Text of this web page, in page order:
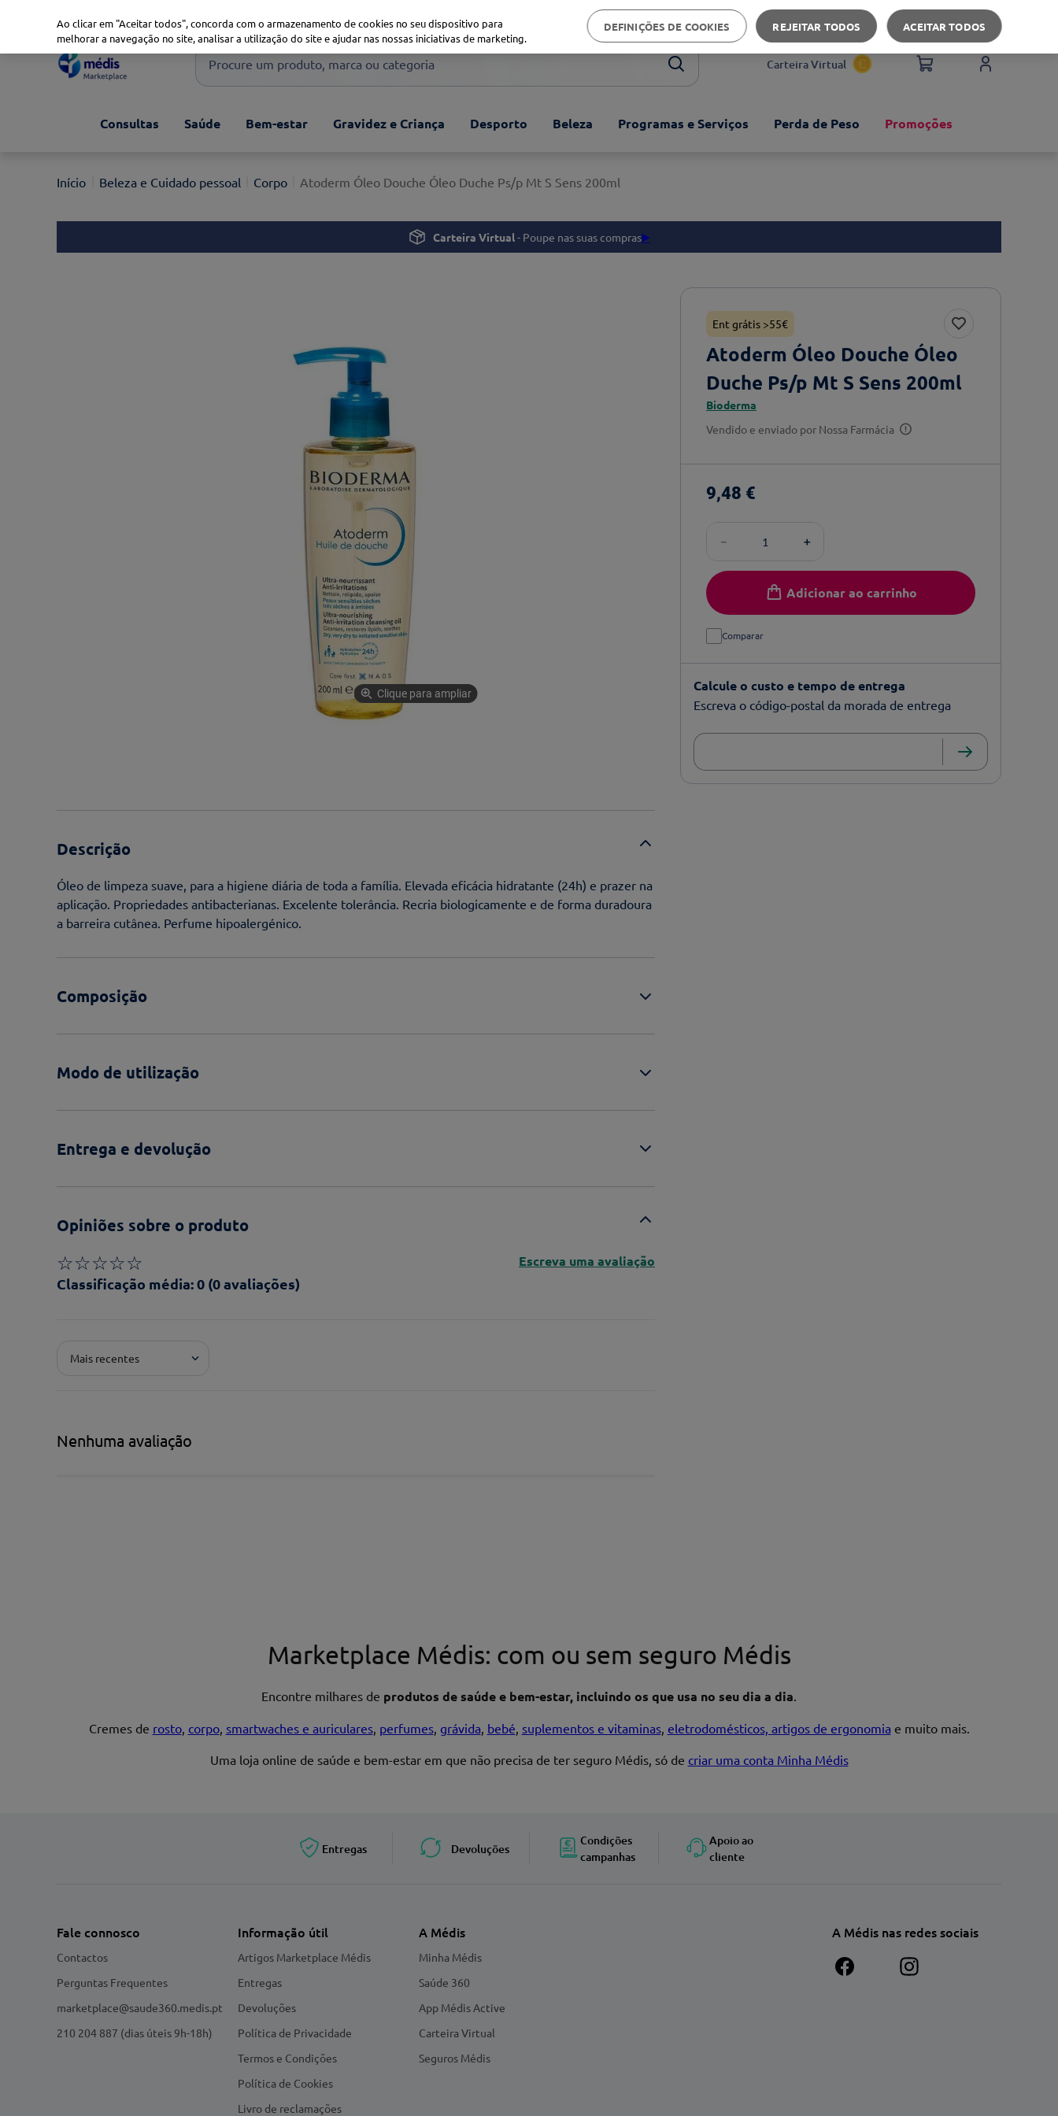
Apoio ao cliente
Procure um produto, marca ou categoria
1º xiaomi
3º now
Carteira Virtual
Consultas Saúde Bem-estar Gravidez e Criança Desporto Beleza Programas e Serviços Perda de Peso Promoções
Beleza e Cuidado pessoal Corpo Atoderm Óleo Douche Óleo Duche Ps/p Mt S Sens 200ml
Carteira Virtual- Poupe nas suas compras▶️
Clique para ampliar
Descrição
Óleo de limpeza suave, para a higiene diária de toda a família. Elevada eficácia hidratante (24h) e prazer na
aplicação. Propriedades antibacterianas. Excelente tolerância. Recria biologicamente e de forma duradoura
a barreira cutânea. Perfume hipoalergénico.
Composição
Modo de utilização
Entrega e devolução
Opiniões sobre o produto
☆☆☆☆☆
Classificação média: 0 (0 avaliações)
Escreva uma avaliação
Pontuação*
Mais recentes
Nenhuma avaliação
Ent grátis >55€
Atoderm Óleo Douche Óleo
Duche Ps/p Mt S Sens 200ml
Bioderma
Vendido e enviado por Nossa Farmácia
9,48 €
＋
－
Adicionar ao carrinho
Comparar
Calcule o custo e tempo de entrega
Escreva o código-postal da morada de entrega
Marketplace Médis: com ou sem seguro Médis
Encontre milhares de produtos de saúde e bem-estar, incluindo os que usa no seu dia a dia.
Cremes de rosto, corpo, smartwaches e auriculares, perfumes, grávida, bebé, suplementos e vitaminas, eletrodomésticos, artigos de ergonomia e muito mais.
Uma loja online de saúde e bem-estar em que não precisa de ter seguro Médis, só de criar uma conta Minha Médis
Entregas Devoluções
Condições
campanhas
Apoio ao
cliente
Fale connosco
Contactos
Perguntas Frequentes
marketplace@saude360.medis.pt
210 204 887 (dias úteis 9h-18h)
Informação útil
Artigos Marketplace Médis
Entregas
Devoluções
Política de Privacidade
Termos e Condições
Política de Cookies
Livro de reclamações
A Médis
Minha Médis
Saúde 360
App Médis Active
Carteira Virtual
Seguros Médis
A Médis nas redes sociais
Ao clicar em "Aceitar todos", concorda com o armazenamento de cookies no seu dispositivo para
melhorar a navegação no site, analisar a utilização do site e ajudar nas nossas iniciativas de marketing.
DEFINIÇÕES DE COOKIES REJEITAR TODOS ACEITAR TODOS